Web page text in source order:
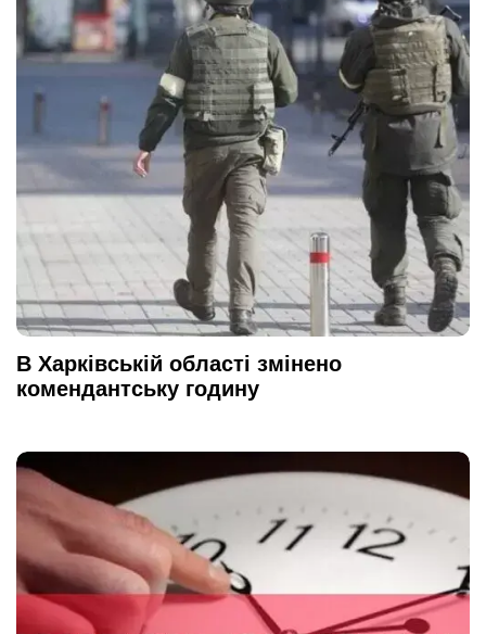
В Харківській області змінено
комендантську годину